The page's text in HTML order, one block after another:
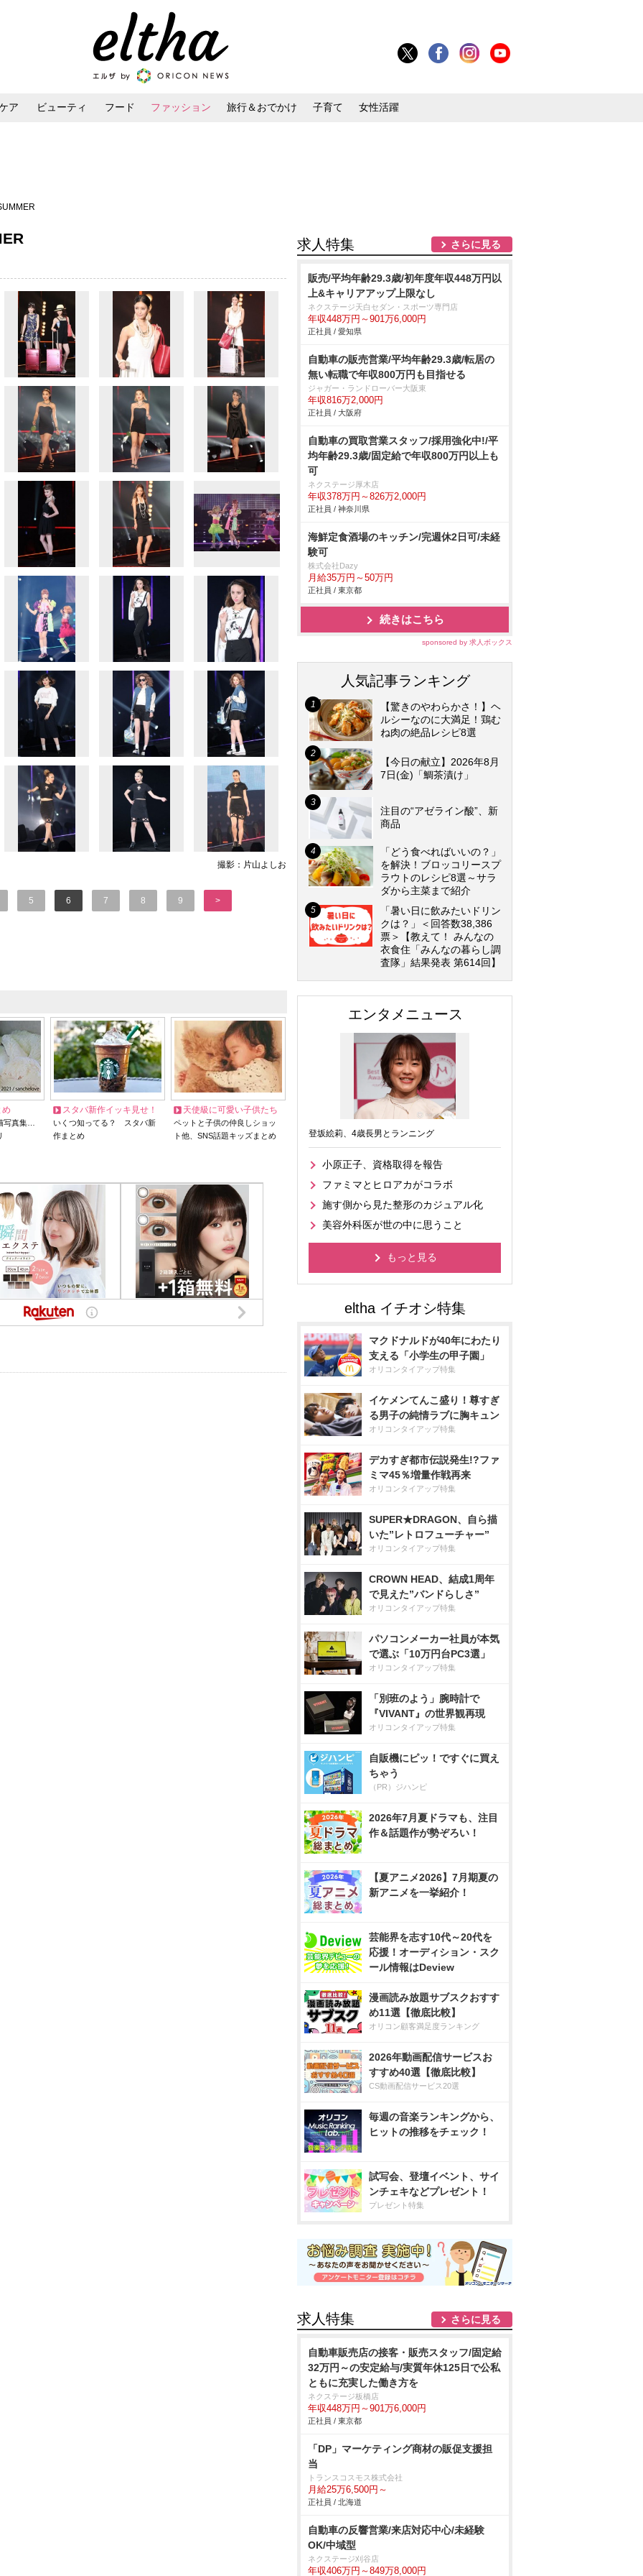
ア ビューティ フード ファッション 旅行＆おでかけ 子育て 女性活躍
撮影：片山よしお
5 6 7 8 9 >
め
写真集…
スタバ新作イッキ見せ！
いくつ知ってる？ スタバ新
作まとめ
天使級に可愛い子供たち
ペットと子供の仲良しショッ
ト他、SNS話題キッズまとめ
求人特集 さらに見る
販売/平均年齢29.3歳/初年度年収448万円以
上&キャリアアップ上限なし
ネクステージ天白セダン・スポーツ専門店
年収448万円～901万6,000円
正社員 / 愛知県
自動車の販売営業/平均年齢29.3歳/転居の
無い転職で年収800万円も目指せる
ジャガー・ランドローバー大阪東
年収816万2,000円
正社員 / 大阪府
自動車の買取営業スタッフ/採用強化中!/平
均年齢29.3歳/固定給で年収800万円以上も
可
ネクステージ厚木店
年収378万円～826万2,000円
正社員 / 神奈川県
海鮮定食酒場のキッチン/完週休2日可/未経
験可
株式会社Dazy
月給35万円～50万円
正社員 / 東京都
続きはこちら
sponsored by 求人ボックス
人気記事ランキング
【驚きのやわらかさ！】ヘ
ルシーなのに大満足！鶏む
ね肉の絶品レシピ8選
【今日の献立】2026年8月
7日(金)「鯛茶漬け」
注目の“アゼライン酸”、新
商品
「どう食べればいいの？」
を解決！ブロッコリースプ
ラウトのレシピ8選～サラ
ダから主菜まで紹介
「暑い日に飲みたいドリン
クは？」＜回答数38,386
票＞【教えて！ みんなの
衣食住「みんなの暮らし調
査隊」結果発表 第614回】
エンタメニュース
登坂絵莉、4歳長男とランニング
小原正子、資格取得を報告
ファミマとヒロアカがコラボ
施す側から見た整形のカジュアル化
美容外科医が世の中に思うこと
もっと見る
マクドナルドが40年にわたり
支える「小学生の甲子園」
オリコンタイアップ特集
イケメンてんこ盛り！尊すぎ
る男子の純情ラブに胸キュン
オリコンタイアップ特集
デカすぎ都市伝説発生!?ファ
ミマ45％増量作戦再来
オリコンタイアップ特集
SUPER★DRAGON、自ら描
いた”レトロフューチャー”
オリコンタイアップ特集
CROWN HEAD、結成1周年
で見えた”バンドらしさ”
オリコンタイアップ特集
パソコンメーカー社員が本気
で選ぶ「10万円台PC3選」
オリコンタイアップ特集
「別班のよう」腕時計で
『VIVANT』の世界観再現
オリコンタイアップ特集
自販機にピッ！ですぐに買え
ちゃう
（PR）ジハンピ
2026年7月夏ドラマも、注目
作＆話題作が勢ぞろい！
【夏アニメ2026】7月期夏の
新アニメを一挙紹介！
芸能界を志す10代～20代を
応援！オーディション・スク
ール情報はDeview
漫画読み放題サブスクおすす
め11選【徹底比較】
オリコン顧客満足度ランキング
2026年動画配信サービスお
すすめ40選【徹底比較】
CS動画配信サービス20選
毎週の音楽ランキングから、
ヒットの推移をチェック！
試写会、登壇イベント、サイ
ンチェキなどプレゼント！
プレゼント特集
求人特集 さらに見る
自動車販売店の接客・販売スタッフ/固定給
32万円～の安定給与/実質年休125日で公私
ともに充実した働き方を
ネクステージ板橋店
年収448万円～901万6,000円
正社員 / 東京都
「DP」マーケティング商材の販促支援担
当
トランスコスモス株式会社
月給25万6,500円～
正社員 / 北海道
自動車の反響営業/来店対応中心/未経験
OK/中域型
ネクステージ刈谷店
年収406万円～849万8,000円